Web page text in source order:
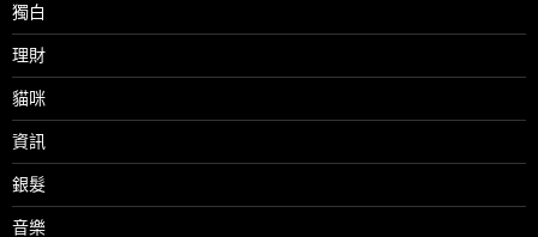
獨白
理財
貓咪
資訊
銀髮
音樂